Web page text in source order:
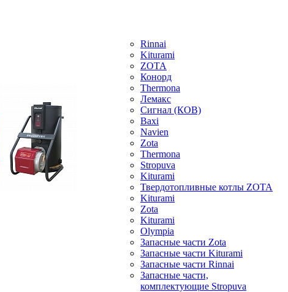
Rinnai
Kiturami
ZOTA
Конорд
Thermona
Лемакс
Сигнал (КОВ)
Baxi
Navien
Zota
Thermona
Stropuva
Kiturami
Твердотопливные котлы ZOTA
Kiturami
Zota
Kiturami
Olympia
Запасные части Zota
Запасные части Kiturami
Запасные части Rinnai
Запасные части,
комплектующие Stropuva